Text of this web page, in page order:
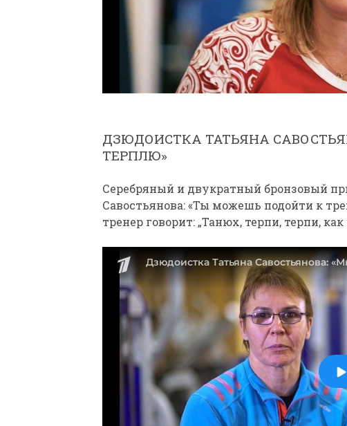
ДЗЮДОИСТКА ТАТЬЯНА
ТЕРПЛЮ»
Серебряный и двукратный бронзовый
Савостьянова: «Ты можешь подойти к
тренер говорит: „Танюх, терпи, терпи,